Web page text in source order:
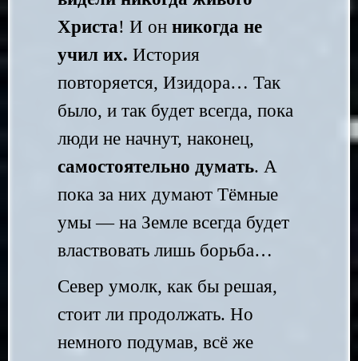
Христа! И онникогда не
учил их. История
повторяется, Изидора… Так
было, и так будет всегда, пока
люди не начнут, наконец,
самостоятельно думать. А
пока за них думают Тёмные
умы — на Земле всегда будет
властвовать лишь борьба…
Север умолк, как бы решая,
стоит ли продолжать. Но
немного подумав, всё же